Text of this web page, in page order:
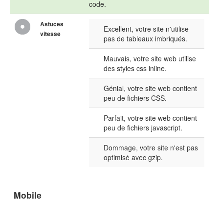
code.
Astuces
vitesse
Excellent, votre site n'utilise
pas de tableaux imbriqués.
Mauvais, votre site web utilise
des styles css inline.
Génial, votre site web contient
peu de fichiers CSS.
Parfait, votre site web contient
peu de fichiers javascript.
Dommage, votre site n'est pas
optimisé avec gzip.
Mobile